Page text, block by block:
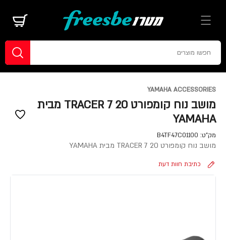
YAMAHA ACCESSORIES
מושב נוח קומפורט TRACER 7 20 מבית
YAMAHA
מק"ט: B4TF47C01100
מושב נוח קומפורט TRACER 7 20 מבית YAMAHA
כתיבת חוות דעת